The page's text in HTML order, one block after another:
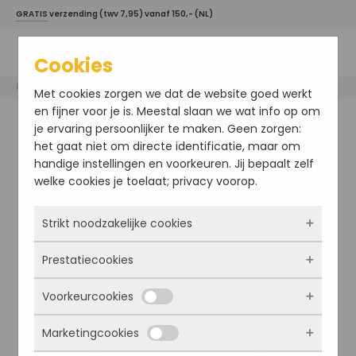
GRATIS verzending (twv 7,95) vanaf 150,- (NL)
Home / Beaucaire
Cookies
Met cookies zorgen we dat de website goed werkt
en fijner voor je is. Meestal slaan we wat info op om
je ervaring persoonlijker te maken. Geen zorgen:
het gaat niet om directe identificatie, maar om
handige instellingen en voorkeuren. Jij bepaalt zelf
welke cookies je toelaat; privacy voorop.
Strikt noodzakelijke cookies
Deze cookies zorgen ervoor dat de website
überhaupt werkt. Ze zijn dus altijd actief en
kunnen niet worden uitgezet. Meestal worden
ze alleen geplaatst als jij iets doet, zoals
inloggen, een formulier invullen of je
Prestatiecookies
Met deze cookies zien we hoe vaak onze site
bezocht wordt, waar bezoekers vandaan
komen en welke pagina’s populair zijn. Zo
Voorkeurcookies
Deze cookies onthouden jouw voorkeuren.
Marketingcookies